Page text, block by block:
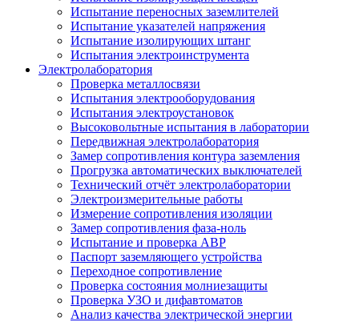
Испытание переносных заземлителей
Испытание указателей напряжения
Испытание изолирующих штанг
Испытания электроинструмента
Электролаборатория
Проверка металлосвязи
Испытания электрооборудования
Испытания электроустановок
Высоковольтные испытания в лаборатории
Передвижная электролаборатория
Замер сопротивления контура заземления
Прогрузка автоматических выключателей
Технический отчёт электролаборатории
Электроизмерительные работы
Измерение сопротивления изоляции
Замер сопротивления фаза-ноль
Испытание и проверка АВР
Паспорт заземляющего устройства
Переходное сопротивление
Проверка состояния молниезащиты
Проверка УЗО и дифавтоматов
Анализ качества электрической энергии